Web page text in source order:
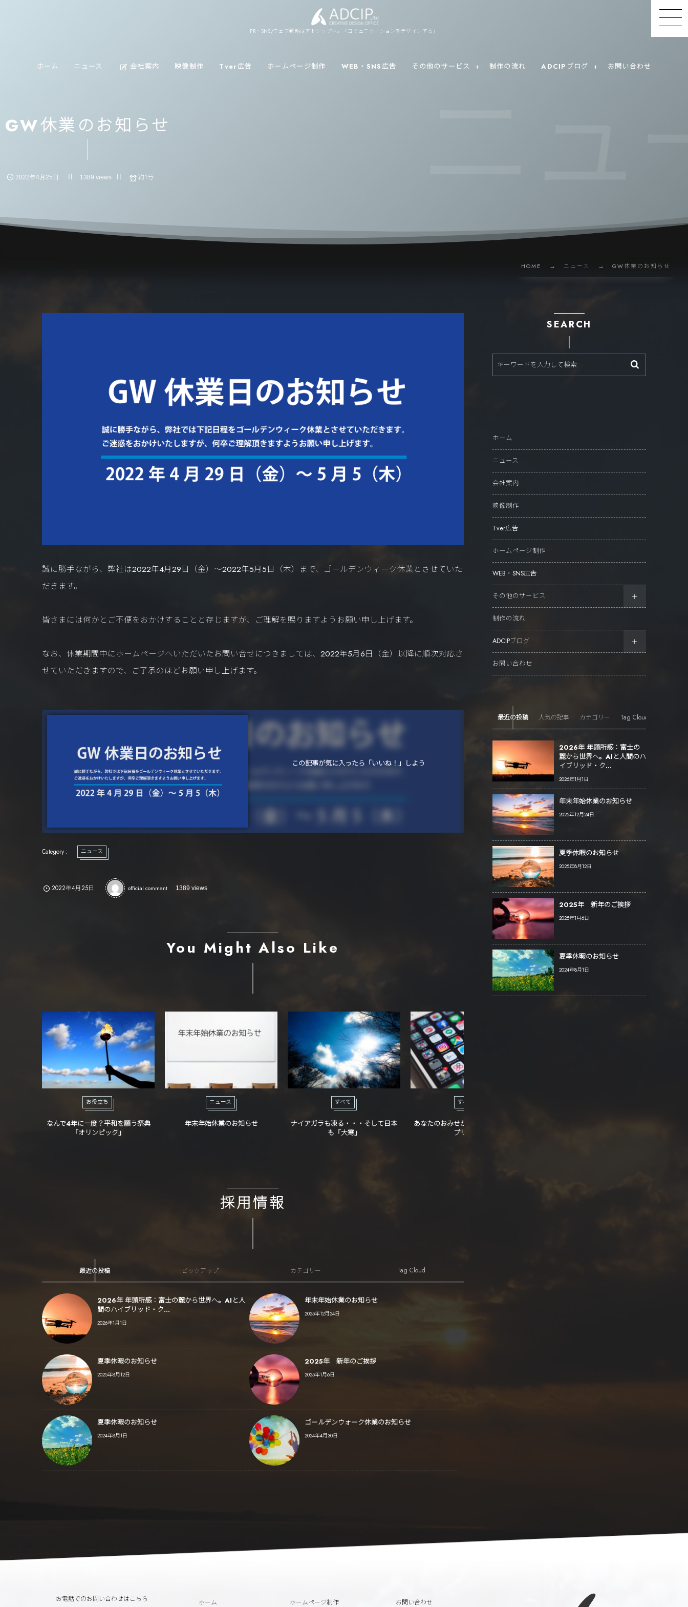
PR・SNS/ウェブ戦略はアドシップへ。「コミュニケーションをデザインする」
ホーム ニュース 会社案内
about
us 映像制作 Tver広告 ホームページ制作 WEB・SNS広告 その他のサービス 制作の流れ ADCIPブログ お問い合わせ
GW休業のお知らせ
2022年4月25日 1389 views 約1分
HOME ニュース GW休業のお知らせ
誠に勝手ながら、弊社は2022年4月29日（金）～2022年5月5日（木）まで、ゴールデンウィーク休業とさせていた
だきます。
皆さまには何かとご不便をおかけすることと存じますが、ご理解を賜りますようお願い申し上げます。
なお、休業期間中にホームページへいただいたお問い合せにつきましては、2022年5月6日（金）以降に順次対応さ
せていただきますので、ご了承のほどお願い申し上げます。
この記事が気に入ったら「いいね！」しよう
ニュース
2022年4月25日 official comment 1389 views
You Might Also Like
お役立ち
なんで4年に一度？平和を願う祭典
「オリンピック」
ニュース
年末年始休業のお知らせ
すべて
ナイアガラも凍る・・・そして日本
も「大寒」
すべて
あなたのおみせがスマートフォンア
プリに！
採用情報
最近の投稿 ピックアップ カテゴリー Tag Cloud
2026年 年頭所感：富士の麓から世界へ。AIと人
間のハイブリッド・ク...
2026年1月1日
年末年始休業のお知らせ
2025年12月24日
夏季休暇のお知らせ
2025年8月12日
2025年 新年のご挨拶
2025年1月6日
夏季休暇のお知らせ
2024年8月1日
ゴールデンウォーク休業のお知らせ
2024年4月30日
SEARCH
ホーム
ニュース
会社案内
映像制作
Tver広告
ホームページ制作
WEB・SNS広告
その他のサービス
制作の流れ
ADCIPブログ
お問い合わせ
最近の投稿 人気の記事 カテゴリー Tag Cloud
2026年 年頭所感：富士の
麓から世界へ。AIと人間のハ
イブリッド・ク...
2026年1月1日
年末年始休業のお知らせ
2025年12月24日
夏季休暇のお知らせ
2025年8月12日
2025年 新年のご挨拶
2025年1月6日
夏季休暇のお知らせ
2024年8月1日
お電話でのお問い合わせはこちら ホーム ホームページ制作 お問い合わせ